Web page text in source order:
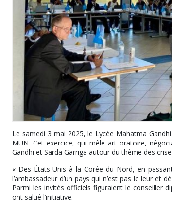
Le samedi 3 mai 2025, le Lycée Mahatma
MUN. Cet exercice, qui mêle art oratoire,
Gandhi et Sarda Garriga autour du thème des
« Des États-Unis à la Corée du Nord, en
l’ambassadeur d’un pays qui n’est pas le leur
Parmi les invités officiels figuraient le conseiller
ont salué l’initiative.